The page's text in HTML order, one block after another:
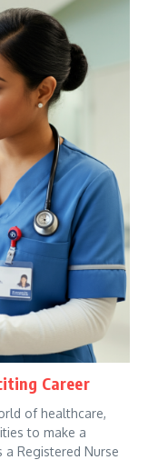
Career
of healthcare,
to make a
a Registered Nurse